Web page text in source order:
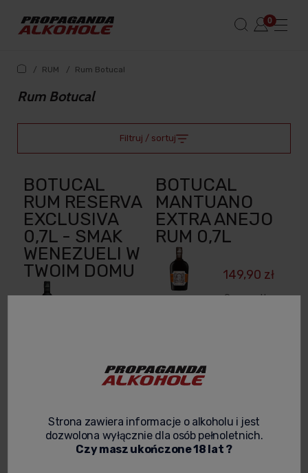
/ RUM / Rum Botucal
Rum Botucal
Filtruj / sortuj
BOTUCAL
RUM RESERVA
EXCLUSIVA
0,7L - SMAK
WENEZUELI W
TWOIM DOMU
do
BOTUCAL
MANTUANO
EXTRA ANEJO
RUM 0,7L
149,90 zł
Cena netto:
BOTUCAL
SINGLE
Strona zawiera informacje o alkoholu i jest
dozwolona wyłącznie dla osób pełnoletnich.
Czy masz ukończone 18 lat ?